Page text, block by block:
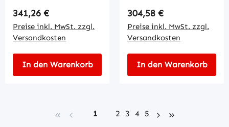
Regulärer Preis:
341,26 €
Preise inkl. MwSt. zzgl.
Versandkosten
In den Warenkorb
Regulärer Preis:
304,58 €
Preise inkl. MwSt. zzgl.
Versandkosten
In den Warenkorb
Seite
1 Seite
2 Seite
3 Seite
4 Seite
5